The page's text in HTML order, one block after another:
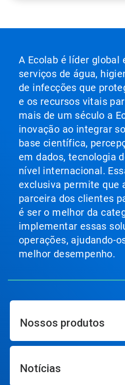
A Ecolab é líder global
serviços de água,
de infecções que
e os recursos vitais
mais de um século a
inovação ao integrar
base científica,
em dados, tecnologia
nível internacional.
exclusiva permite que
parceira dos clientes
é ser o melhor da
implementar essas
operações, ajudando-
melhor desempenho.
Nossos produtos
Notícias